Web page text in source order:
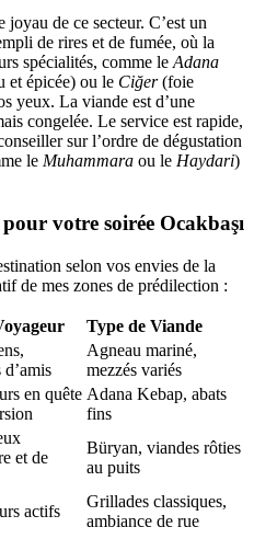
joyau de ce secteur. C’est un
de rires et de fumée, où la
spécialités, comme le Adana
et épicée) ou le Ciğer(foie
yeux. La viande est d’une
congelée. Le service est rapide,
sur l’ordre de dégustation
le Muhammara ou le Haydari)
votre soirée Ocakbaşı
selon vos envies de la
de mes zones de prédilection :
Type de Viande
d’amis
Agneau mariné,
mezzés variés
en quête Adana Kebap, abats
fins
et de
Büryan, viandes rôties
au puits
actifs
Grillades classiques,
ambiance de rue